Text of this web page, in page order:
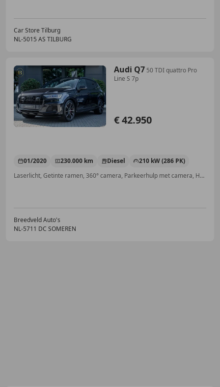
Car Store Tilburg
NL-5015 AS TILBURG
Audi Q7 50 TDI quattro Pro
Line S 7p
€ 42.950
01/2020 230.000 km Diesel
210 kW (286 PK)
Laserlicht, Getinte ramen, 360° camera, Parkeerhulp met camera, Hoofd airbag, Stoelverwarming, Trekhaak, Luchtvering
Breedveld Auto's
NL-5711 DC SOMEREN